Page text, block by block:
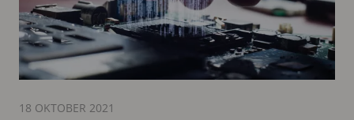
18 OKTOBER 2021